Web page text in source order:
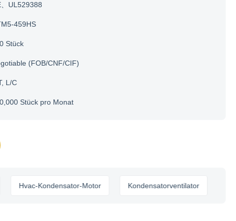
UL529388
459HS
Stück
(FOB/CNF/CIF)
L/C
Stück pro Monat
Hvac-Kondensator-Motor Kondensatorventilator